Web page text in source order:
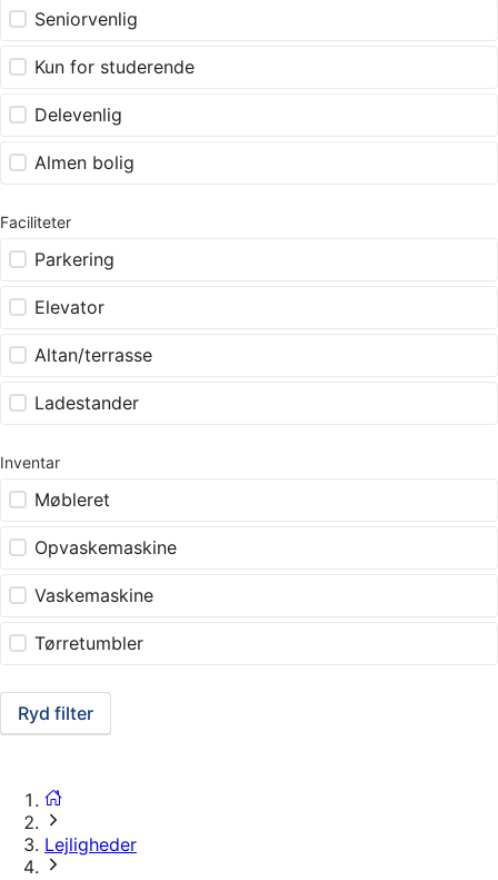
Seniorvenlig
Kun for studerende
Delevenlig
Almen bolig
Faciliteter
Parkering
Elevator
Altan/terrasse
Ladestander
Inventar
Møbleret
Opvaskemaskine
Vaskemaskine
Tørretumbler
Ryd filter
Lejligheder